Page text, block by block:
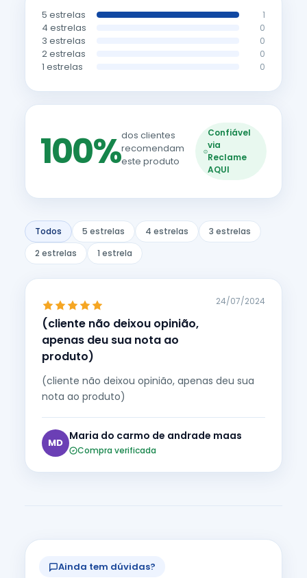
5 estrelas 1
4 estrelas 0
3 estrelas 0
2 estrelas 0
1 estrelas 0
100%dos clientes
recomendam
este produto
Confiável
via
Reclame
AQUI
Todos 5 estrelas 4 estrelas
3 estrelas
2 estrelas
1 estrela
(cliente não deixou opinião,
apenas deu sua nota ao
produto)
24/07/2024
(cliente não deixou opinião, apenas deu sua
nota ao produto)
MD
Maria do carmo de andrade maas
Compra verificada
Ainda tem dúvidas?